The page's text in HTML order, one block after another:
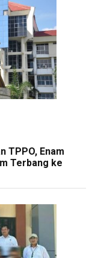
TPPO, Enam
Terbang ke